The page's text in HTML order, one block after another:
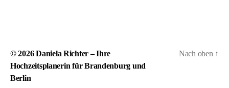
© 2026Daniela Richter – Ihre
Hochzeitsplanerin für Brandenburg und
Berlin
Nach oben ↑